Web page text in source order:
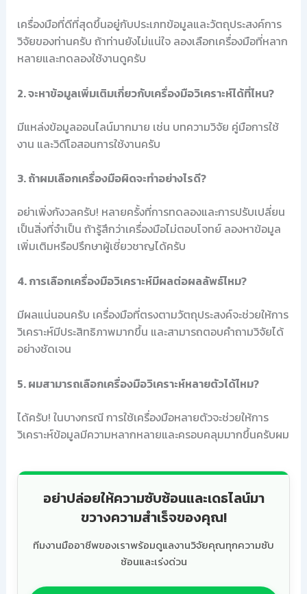
เครื่องมือที่ดีที่สุดขึ้นอยู่กับประเภทข้อมูลและวัตถุประสงค์การ
วิจัยของท่านครับ ถ้าท่านยังไม่แน่ใจ ลองเลือกเครื่องมือที่หลาก
หลายและทดลองใช้งานดูครับ
2. จะหาข้อมูลเพิ่มเติมเกี่ยวกับเครื่องมือวิเคราะห์ได้ที่ไหน?
มีแหล่งข้อมูลออนไลน์มากมาย เช่น บทความวิจัย คู่มือการใช้
งาน และวิดีโอสอนการใช้งานครับ
3. ถ้าผมเลือกเครื่องมือผิดจะทำอย่างไรดี?
อย่าเพิ่งกังวลครับ! หลายครั้งที่การทดลองและการปรับเปลี่ยน
เป็นสิ่งที่จำเป็น ถ้ารู้สึกว่าเครื่องมือไม่ตอบโจทย์ ลองหาข้อมูล
เพิ่มเติมหรือปรึกษาผู้เชี่ยวชาญได้ครับ
4. การเลือกเครื่องมือวิเคราะห์มีผลต่อผลลัพธ์ไหม?
มีผลแน่นอนครับ เครื่องมือที่ตรงตามวัตถุประสงค์จะช่วยให้การ
วิเคราะห์มีประสิทธิภาพมากขึ้น และสามารถตอบคำถามวิจัยได้
อย่างชัดเจน
5. ผมสามารถเลือกเครื่องมือวิเคราะห์หลายตัวได้ไหม?
ได้ครับ! ในบางกรณี การใช้เครื่องมือหลายตัวจะช่วยให้การ
วิเคราะห์ข้อมูลมีความหลากหลายและครอบคลุมมากขึ้นครับผม
อย่าปล่อยให้ความซับซ้อนและเดธไลน์มา
ขวางความสำเร็จของคุณ!
ทีมงานมืออาชีพของเราพร้อมดูแลงานวิจัยคุณทุกความซับ
ซ้อนและเร่งด่วน